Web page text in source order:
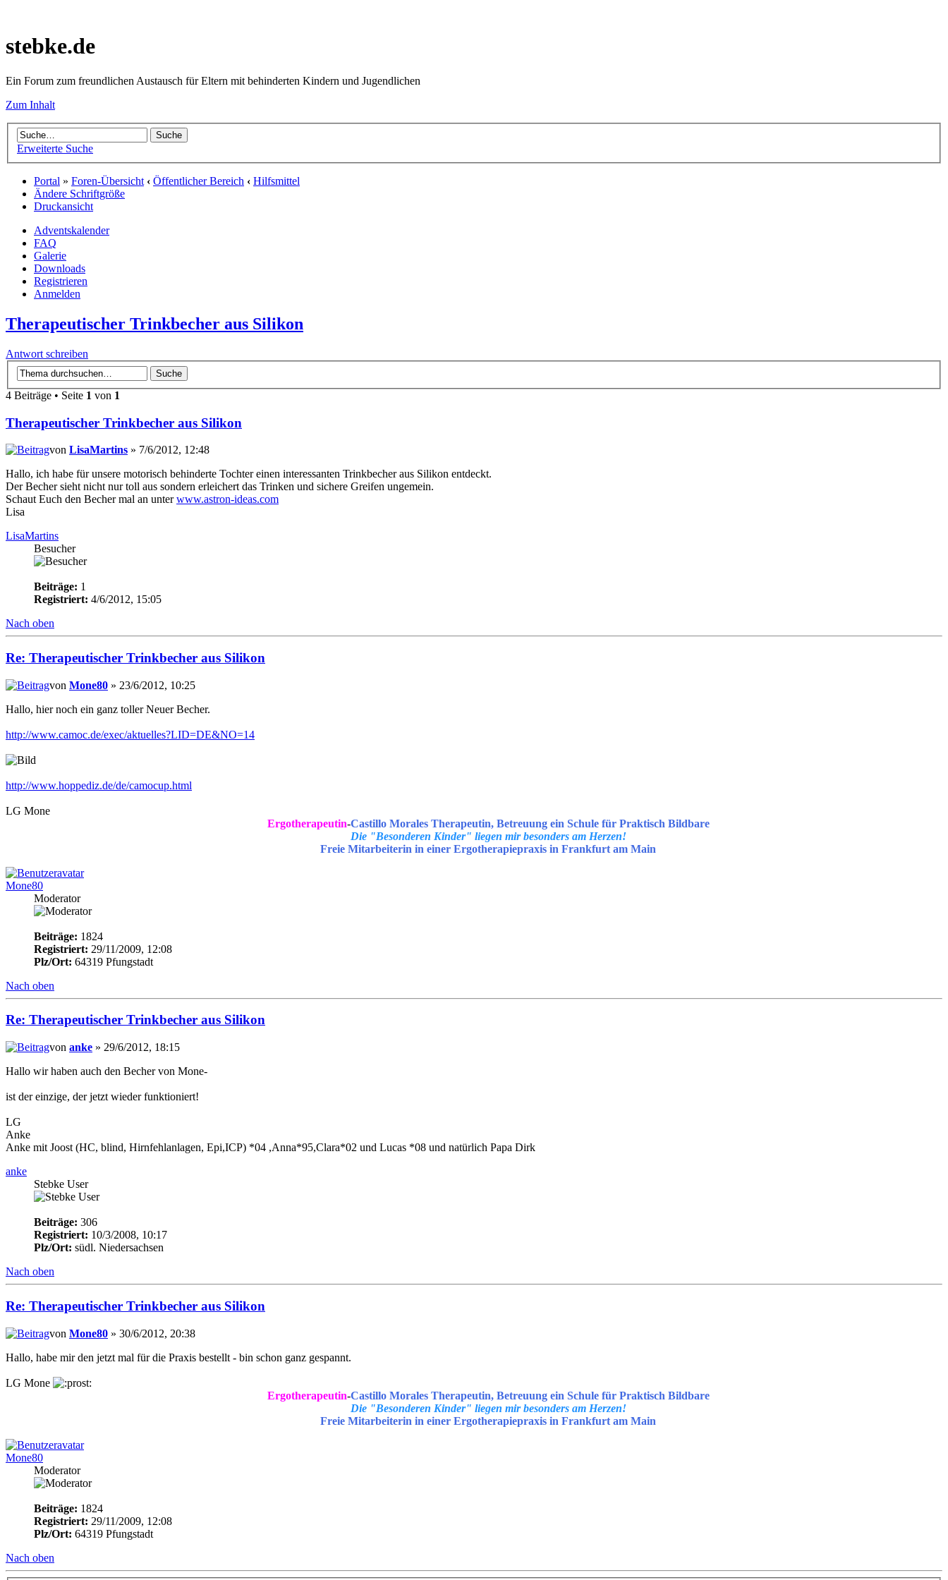
stebke.de
Ein Forum zum freundlichen Austausch für Eltern mit behinderten Kindern und Jugendlichen
Zum Inhalt
Erweiterte Suche
Portal » Foren-Übersicht ‹ Öffentlicher Bereich ‹ Hilfsmittel
Ändere Schriftgröße
Druckansicht
Adventskalender
FAQ
Galerie
Downloads
Registrieren
Anmelden
Therapeutischer Trinkbecher aus Silikon
Antwort schreiben
4 Beiträge • Seite 1 von 1
Therapeutischer Trinkbecher aus Silikon
von LisaMartins » 7/6/2012, 12:48
Hallo, ich habe für unsere motorisch behinderte Tochter einen interessanten Trinkbecher aus Silikon entdeckt.
Der Becher sieht nicht nur toll aus sondern erleichert das Trinken und sichere Greifen ungemein.
Schaut Euch den Becher mal an unterwww.astron-ideas.com
Lisa
LisaMartins
Besucher
Beiträge: 1
Registriert: 4/6/2012, 15:05
Nach oben
Re: Therapeutischer Trinkbecher aus Silikon
von Mone80 » 23/6/2012, 10:25
Hallo, hier noch ein ganz toller Neuer Becher.
http://www.camoc.de/exec/aktuelles?LID=DE&NO=14
http://www.hoppediz.de/de/camocup.html
LG Mone
Ergotherapeutin-Castillo Morales Therapeutin, Betreuung ein Schule für Praktisch Bildbare
Die "Besonderen Kinder" liegen mir besonders am Herzen!
Freie Mitarbeiterin in einer Ergotherapiepraxis in Frankfurt am Main
Mone80
Moderator
Beiträge: 1824
Registriert: 29/11/2009, 12:08
Plz/Ort: 64319 Pfungstadt
Nach oben
Re: Therapeutischer Trinkbecher aus Silikon
von anke » 29/6/2012, 18:15
Hallo wir haben auch den Becher von Mone-
ist der einzige, der jetzt wieder funktioniert!
LG
Anke
Anke mit Joost (HC, blind, Hirnfehlanlagen, Epi,ICP) *04 ,Anna*95,Clara*02 und Lucas *08 und natürlich Papa Dirk
anke
Stebke User
Beiträge: 306
Registriert: 10/3/2008, 10:17
Plz/Ort: südl. Niedersachsen
Nach oben
Re: Therapeutischer Trinkbecher aus Silikon
von Mone80 » 30/6/2012, 20:38
Hallo, habe mir den jetzt mal für die Praxis bestellt - bin schon ganz gespannt.
LG Mone
Ergotherapeutin-Castillo Morales Therapeutin, Betreuung ein Schule für Praktisch Bildbare
Die "Besonderen Kinder" liegen mir besonders am Herzen!
Freie Mitarbeiterin in einer Ergotherapiepraxis in Frankfurt am Main
Mone80
Moderator
Beiträge: 1824
Registriert: 29/11/2009, 12:08
Plz/Ort: 64319 Pfungstadt
Nach oben